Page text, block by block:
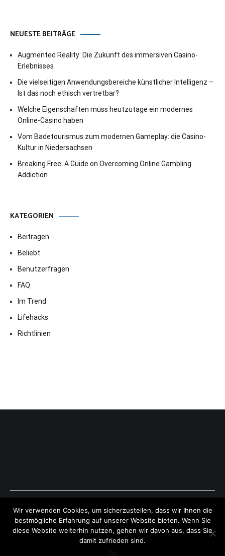
NEUESTE BEITRÄGE
Augmented Reality: Die Zukunft des immersiven Casino-
Erlebnisses
Die vielseitigen Anwendungsbereiche künstlicher Intelligenz –
Ist das noch ethisch vertretbar?
Welche Eigenschaften muss heutzutage ein modernes
Online-Casino haben
Vom Badetourismus zum modernen Gameplay: die Casino-
Kultur in Niedersachsen
Breaking Free: A Guide on Overcoming Online Gambling
Addiction
KATEGORIEN
Beitragen
Beliebt
Benutzerfragen
FAQ
Im Trend
Lifehacks
Richtlinien
Copyright © 2026ExpressAntworten.com. All rights reserved.
Theme:Cenote by ThemeGrill. Powered byWordPress .
Wir verwenden Cookies, um sicherzustellen, dass wir Ihnen die
bestmögliche Erfahrung auf unserer Website bieten. Wenn Sie
diese Website weiterhin nutzen, gehen wir davon aus, dass Sie
damit zufrieden sind.
Ok